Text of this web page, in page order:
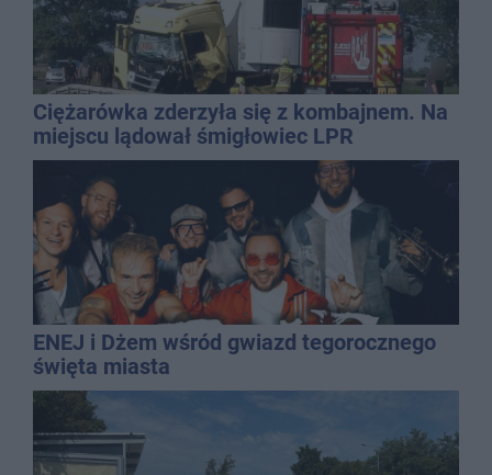
Ciężarówka zderzyła się z kombajnem. Na
miejscu lądował śmigłowiec LPR
ENEJ i Dżem wśród gwiazd tegorocznego
święta miasta